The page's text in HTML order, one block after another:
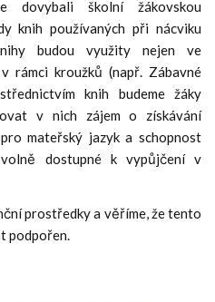
dovybali školní žákovskou
knih používaných při nácviku
budou využity nejen ve
rámci kroužků (např. Zábavné
knih budeme žáky
v nich zájem o získávání
mateřský jazyk a schopnost
dostupné k vypůjčení v
prostředky a věříme, že tento
podpořen.